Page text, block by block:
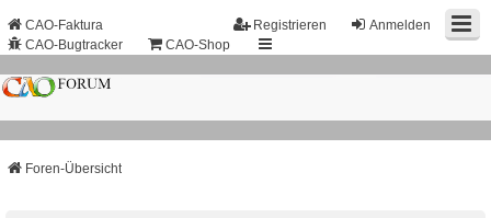
Anmelden
Registrieren
CAO-Faktura
CAO-Bugtracker
CAO-Shop
Foren-Übersicht